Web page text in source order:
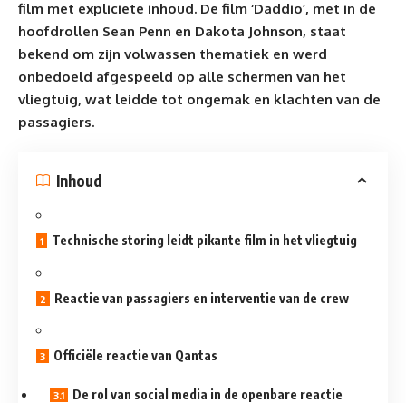
film met expliciete inhoud. De film ‘Daddio’, met in de
hoofdrollen Sean Penn en Dakota Johnson, staat
bekend om zijn volwassen thematiek en werd
onbedoeld afgespeeld op alle schermen van het
vliegtuig, wat leidde tot ongemak en klachten van de
passagiers.
Inhoud
Technische storing leidt pikante film in het vliegtuig
Reactie van passagiers en interventie van de crew
Officiële reactie van Qantas
De rol van social media in de openbare reactie